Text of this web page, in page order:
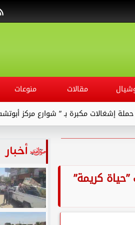
مقالات منوعات
” شوارع مركز أبوتشت” شمال قنا
كريمة”
أخبار